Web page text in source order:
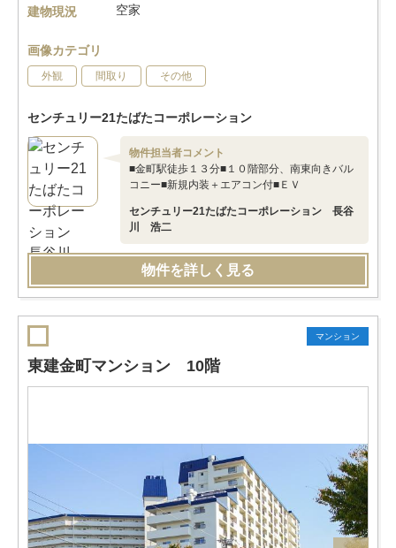
建物現況
空家
画像カテゴリ
外観 間取り その他
センチュリー21たばたコーポレーション
物件担当者コメント
■金町駅徒歩１３分■１０階部分、南東向きバル
コニー■新規内装＋エアコン付■ＥＶ
センチュリー21たばたコーポレーション 長谷
川 浩二
物件を詳しく見る
マンション
東建金町マンション 10階